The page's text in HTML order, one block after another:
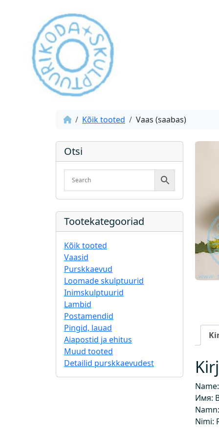
Kõik tooted Vaas (saabas)
Otsi
Tootekategooriad
Kõik tooted
Vaasid
Purskkaevud
Loomade skulptuurid
Inimskulptuurid
Lambid
Postamendid
Pingid, lauad
Aiapostid ja ehitus
Muud tooted
Detailid purskkaevudest
Имя:
Nimi: